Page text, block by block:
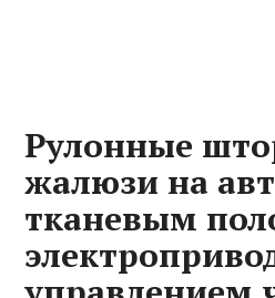
Рулонные
жалюзи на
тканевым